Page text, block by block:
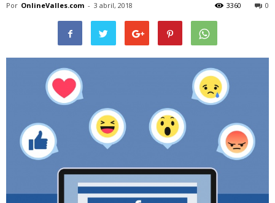
Por OnlineValles.com - 3 abril, 2018 0
3360